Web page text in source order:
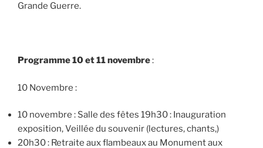
Grande Guerre.
Programme 10 et 11 novembre:
10 Novembre :
10 novembre : Salle des fêtes 19h30 : Inauguration
exposition, Veillée du souvenir (lectures, chants,)
20h30 : Retraite aux flambeaux au Monument aux